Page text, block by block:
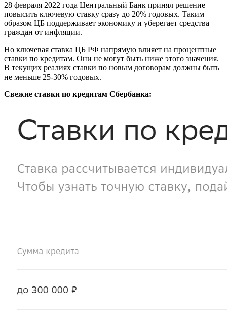
28 февраля 2022 года Центральный Банк принял решение
повысить ключевую ставку сразу до 20% годовых. Таким
образом ЦБ поддерживает экономику и уберегает средства
граждан от инфляции.
Но ключевая ставка ЦБ РФ напрямую влияет на процентные
ставки по кредитам. Они не могут быть ниже этого значения.
В текущих реалиях ставки по новым договорам должны быть
не меньше 25-30% годовых.
Свежие ставки по кредитам Сбербанка: